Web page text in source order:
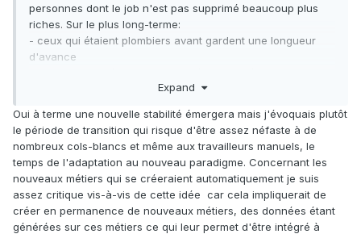
personnes dont le job n'est pas supprimé beaucoup plus
riches. Sur le plus long-terme:
- ceux qui étaient plombiers avant gardent une longueur
d'avance
Tant qu'il y a un domaine assez large où l'humain reste
meilleur que la machine, on reste dans le cas déjà vécu de
la mécanisation de l'agriculture, automatisation des usines,
etc. La singularité qui change tout, c'est si ce domaine
disparaît, où n'existe plus que pour les 5% les plus
intelligents/adaptables/mobiles - suivant les domaines où la
machine progresse le plus vite.
Expand
Oui à terme une nouvelle stabilité émergera mais j'évoquais plutôt
le période de transition qui risque d'être assez néfaste à de
nombreux cols-blancs et même aux travailleurs manuels, le
temps de l'adaptation au nouveau paradigme. Concernant les
nouveaux métiers qui se créeraient automatiquement je suis
assez critique vis-à-vis de cette idée car cela impliquerait de
créer en permanence de nouveaux métiers, des données étant
générées sur ces métiers ce qui leur permet d'être intégré à